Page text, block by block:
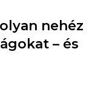
nehéz
– és